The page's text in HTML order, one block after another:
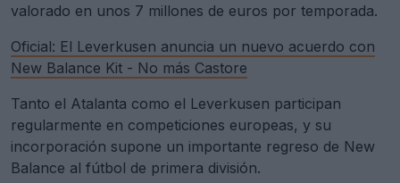
valorado en unos 7 millones de euros por temporada.
Oficial: El Leverkusen anuncia un nuevo acuerdo con
New Balance Kit - No más Castore
Tanto el Atalanta como el Leverkusen participan
regularmente en competiciones europeas, y su
incorporación supone un importante regreso de New
Balance al fútbol de primera división.